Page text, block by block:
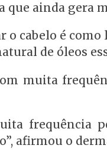
que ainda
o cabelo é
de óleos
muita
frequência
afirmou o